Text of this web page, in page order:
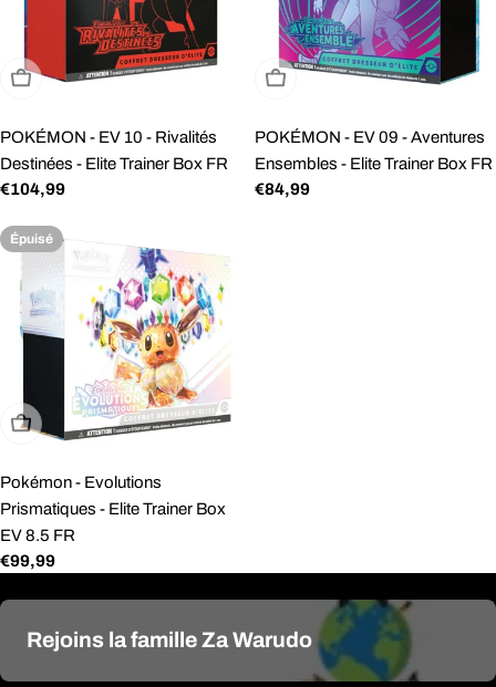
Épuisé
POKÉMON - EV 10 - Rivalités
Destinées - Elite Trainer Box FR
Prix
régulier
€104,99
Épuisé
POKÉMON - EV 09 - Aventures
Ensembles - Elite Trainer Box FR
Prix
€84,99
Épuisé
Épuisé
Pokémon - Evolutions
Prismatiques - Elite Trainer Box
EV 8.5 FR
Prix
régulier
€99,99
Rejoins la famille Za Warudo